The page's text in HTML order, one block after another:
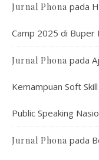
Jurnal Phona pada
Camp 2025 di Buper
Jurnal Phona pada
Kemampuan Soft
Public Speaking
Jurnal Phona pada